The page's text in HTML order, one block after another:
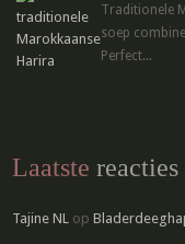
Traditionele
soep
Perfect...
Laatste reacties
Tajine NL op